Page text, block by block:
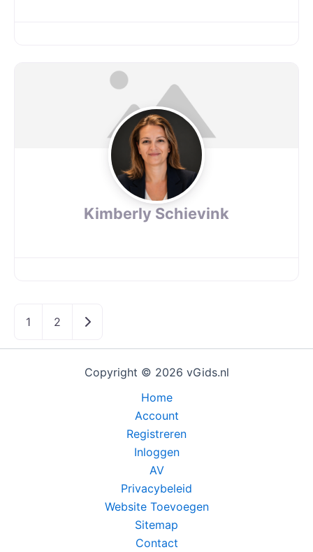
Kimberly Schievink
1 2 Oudere berichten
Copyright © 2026 vGids.nl
Home
Account
Registreren
Inloggen
AV
Privacybeleid
Website Toevoegen
Sitemap
Contact